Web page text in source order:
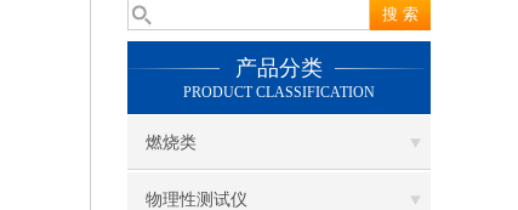
产品分类
PRODUCT CLASSIFICATION
燃烧类
物理性测试仪